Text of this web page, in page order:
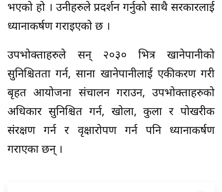
भएको हो । उनीहरुले प्रदर्शन गर्नुको साथै सरकारलाई
ध्यानाकर्षण गराइएको छ ।
उपभोक्ताहरुले सन् २०३० भित्र खानेपानीको
सुनिश्चितता गर्न, साना खानेपानीलाई एकीकरण गरी
बृहत आयोजना संचालन गराउन, उपभोक्ताहरुको
अधिकार सुनिश्चित गर्न, खोला, कुला र पोखरीक
संरक्षण गर्न र वृक्षारोपण गर्न पनि ध्यानाकर्षण
गराएका छन् ।